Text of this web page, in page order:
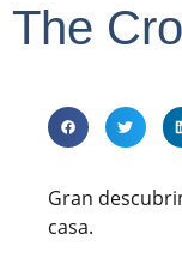
The
Gran
casa.